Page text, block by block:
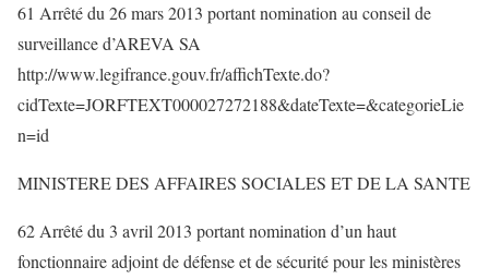
61 Arrêté du 26 mars 2013 portant nomination au conseil de
surveillance d’AREVA SA
http://www.legifrance.gouv.fr/affichTexte.do?
cidTexte=JORFTEXT000027272188&dateTexte=&categorieLie
n=id
MINISTERE DES AFFAIRES SOCIALES ET DE LA SANTE
62 Arrêté du 3 avril 2013 portant nomination d’un haut
fonctionnaire adjoint de défense et de sécurité pour les ministères